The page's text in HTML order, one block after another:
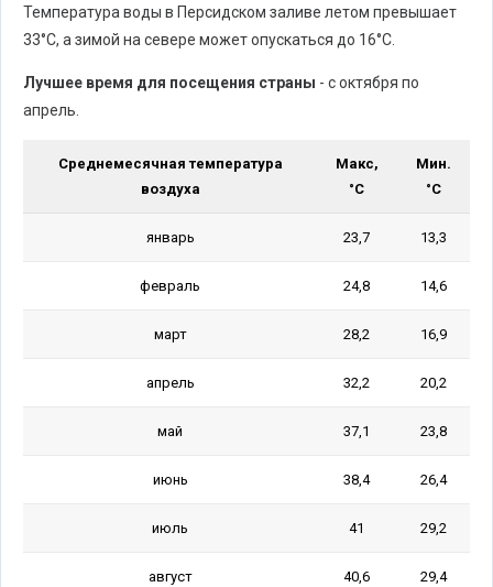
Температура воды в Персидском заливе летом превышает
33°C, а зимой на севере может опускаться до 16°C.
Лучшее время для посещения страны - с октября по
апрель.
Среднемесячная температура
воздуха
Макс,
°С
Мин.
°С
январь 23,7 13,3
февраль 24,8 14,6
март 28,2 16,9
апрель 32,2 20,2
май 37,1 23,8
июнь 38,4 26,4
июль 41 29,2
август 40,6 29,4